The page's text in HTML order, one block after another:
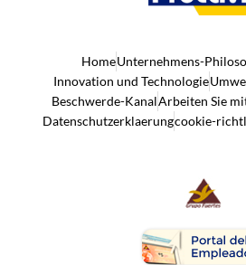
HomeUnternehmens-
Innovation und Technologie
Beschwerde-KanalArbeiten Sie
Datenschutzerklaerungcookie-